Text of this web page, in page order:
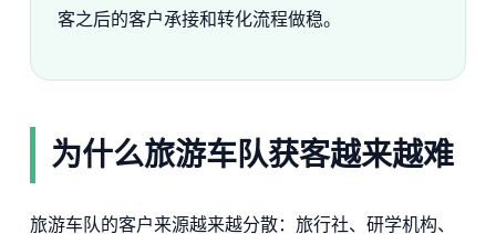
客之后的客户承接和转化流程做稳。
为什么旅游车队获客越来越难
旅游车队的客户来源越来越分散：旅行社、研学机构、